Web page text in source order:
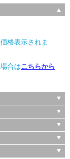
格表示されま
合はこちらから